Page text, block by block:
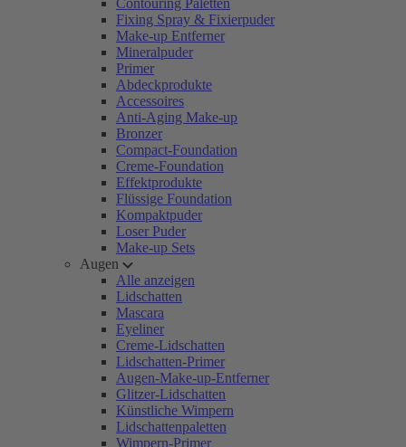
Contouring Paletten
Fixing Spray & Fixierpuder
Make-up Entferner
Mineralpuder
Primer
Abdeckprodukte
Accessoires
Anti-Aging Make-up
Bronzer
Compact-Foundation
Creme-Foundation
Effektprodukte
Flüssige Foundation
Kompaktpuder
Loser Puder
Make-up Sets
Augen
Alle anzeigen
Lidschatten
Mascara
Eyeliner
Creme-Lidschatten
Lidschatten-Primer
Augen-Make-up-Entferner
Glitzer-Lidschatten
Künstliche Wimpern
Lidschattenpaletten
Wimpern-Primer